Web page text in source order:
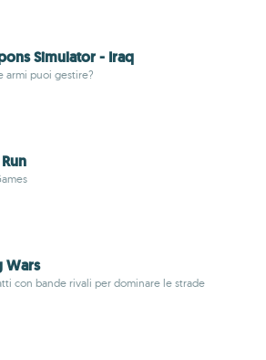
Simulator - Iraq
armi puoi gestire?
Wars
con bande rivali per dominare le strade